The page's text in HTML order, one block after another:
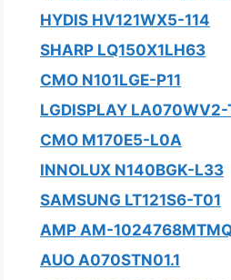
HYDIS HV121WX5-114
SHARP LQ150X1LH63
CMO N101LGE-P11
LGDISPLAY
CMO M170E5-L0A
INNOLUX N140BGK-L33
SAMSUNG LT121S6-T01
AMP AM-
AUO A070STN01.1